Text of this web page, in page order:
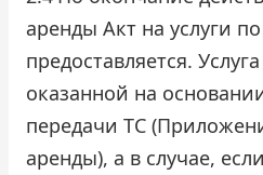
аренды Акт на услуги
предоставляется.
оказанной на
передачи ТС
аренды), а в случае,